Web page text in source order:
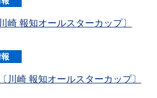
崎 報知オールスターカップ〕
川崎 報知オールスターカップ〕